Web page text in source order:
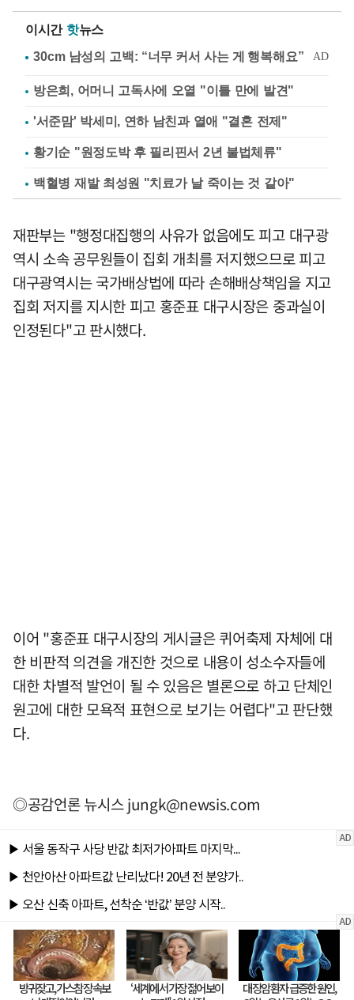
이시간 핫뉴스
방은희, 어머니 고독사에 오열 "이틀 만에 발견"
'서준맘' 박세미, 연하 남친과 열애 "결혼 전제"
황기순 "원정도박 후 필리핀서 2년 불법체류"
백혈병 재발 최성원 "치료가 날 죽이는 것 같아"
재판부는 "행정대집행의 사유가 없음에도 피고 대구광
역시 소속 공무원들이 집회 개최를 저지했으므로 피고
대구광역시는 국가배상법에 따라 손해배상책임을 지고
집회 저지를 지시한 피고 홍준표 대구시장은 중과실이
인정된다"고 판시했다.
이어 "홍준표 대구시장의 게시글은 퀴어축제 자체에 대
한 비판적 의견을 개진한 것으로 내용이 성소수자들에
대한 차별적 발언이 될 수 있음은 별론으로 하고 단체인
원고에 대한 모욕적 표현으로 보기는 어렵다"고 판단했
다.
◎공감언론 뉴시스jungk@newsis.com